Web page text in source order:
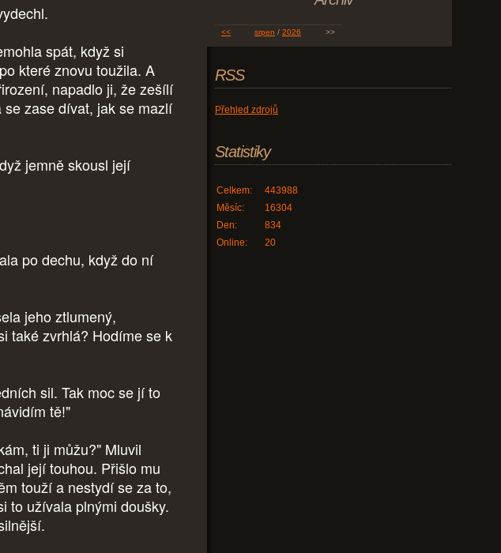
spát, když si
které znovu toužila. A
napadlo ji, že zešílí
zase dívat, jak se mazlí
jemně skousl její
po dechu, když do ní
jeho ztlumený,
také zvrhlá? Hodíme se k
sil. Tak moc se jí to
tě!"
ti ji můžu?" Mluvil
její touhou. Přišlo mu
touží a nestydí se za to,
to užívala plnými doušky.
<< srpen / 2026 >>
RSS
Přehled zdrojů
Statistiky
Online: 20
Celkem:
443988
Měsíc:
16304
Den:
834